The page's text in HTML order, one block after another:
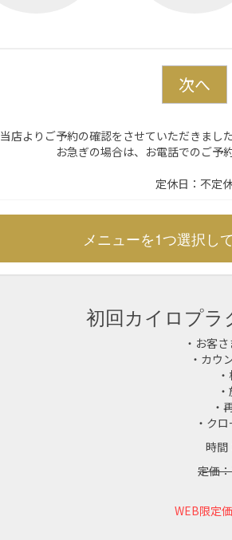
当店よりご予約の確認をさせていただきまし
お急ぎの場合は、お電話でのご予
定休日：不定
メニューを1つ選択し
初回カイロプ
・お客
・カウ
・
・ク
時間
定価
WEB限定